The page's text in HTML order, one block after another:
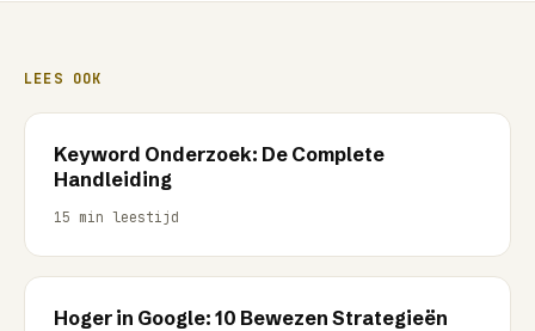
LEES OOK
Keyword Onderzoek: De Complete
Handleiding
15 min leestijd
Hoger in Google: 10 Bewezen Strategieën